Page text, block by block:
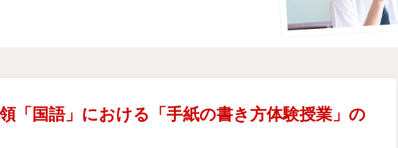
「国語」における「手紙の書き方体験授業」の